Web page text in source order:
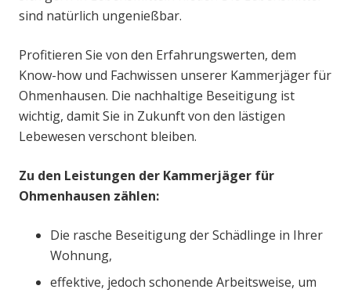
sind natürlich ungenießbar.
Profitieren Sie von den Erfahrungswerten, dem
Know-how und Fachwissen unserer Kammerjäger für
Ohmenhausen. Die nachhaltige Beseitigung ist
wichtig, damit Sie in Zukunft von den lästigen
Lebewesen verschont bleiben.
Zu den Leistungen der Kammerjäger für
Ohmenhausen zählen:
Die rasche Beseitigung der Schädlinge in Ihrer
Wohnung,
effektive, jedoch schonende Arbeitsweise, um